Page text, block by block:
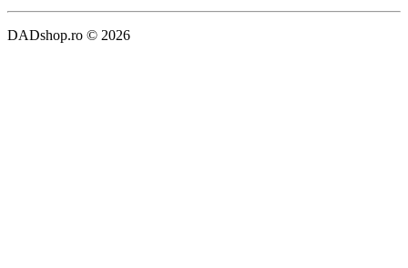
DADshop.ro © 2026